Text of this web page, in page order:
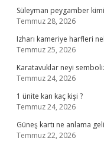
Süleyman peygamber
Temmuz 28, 2026
Izharı kameriye harfleri
Temmuz 25, 2026
Karatavuklar neyi
Temmuz 24, 2026
1 ünite kan kaç kişi ?
Temmuz 24, 2026
Güneş kartı ne anlama
Temmuz 22, 2026